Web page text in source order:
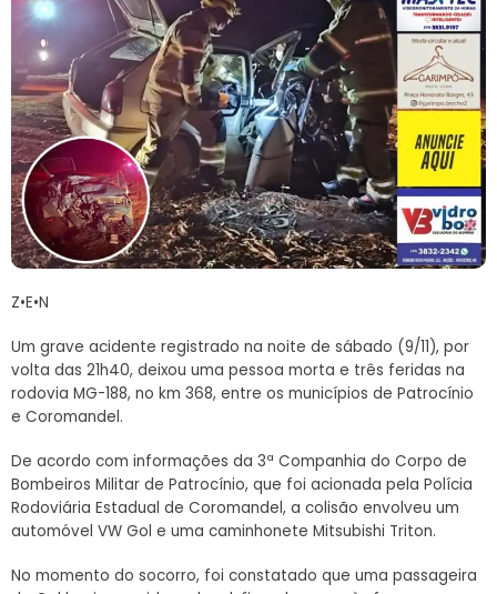
Z•E•N
Um grave acidente registrado na noite de sábado (9/11), por
volta das 21h40, deixou uma pessoa morta e três feridas na
rodovia MG-188, no km 368, entre os municípios de Patrocínio
e Coromandel.
De acordo com informações da 3ª Companhia do Corpo de
Bombeiros Militar de Patrocínio, que foi acionada pela Polícia
Rodoviária Estadual de Coromandel, a colisão envolveu um
automóvel VW Gol e uma caminhonete Mitsubishi Triton.
No momento do socorro, foi constatado que uma passageira